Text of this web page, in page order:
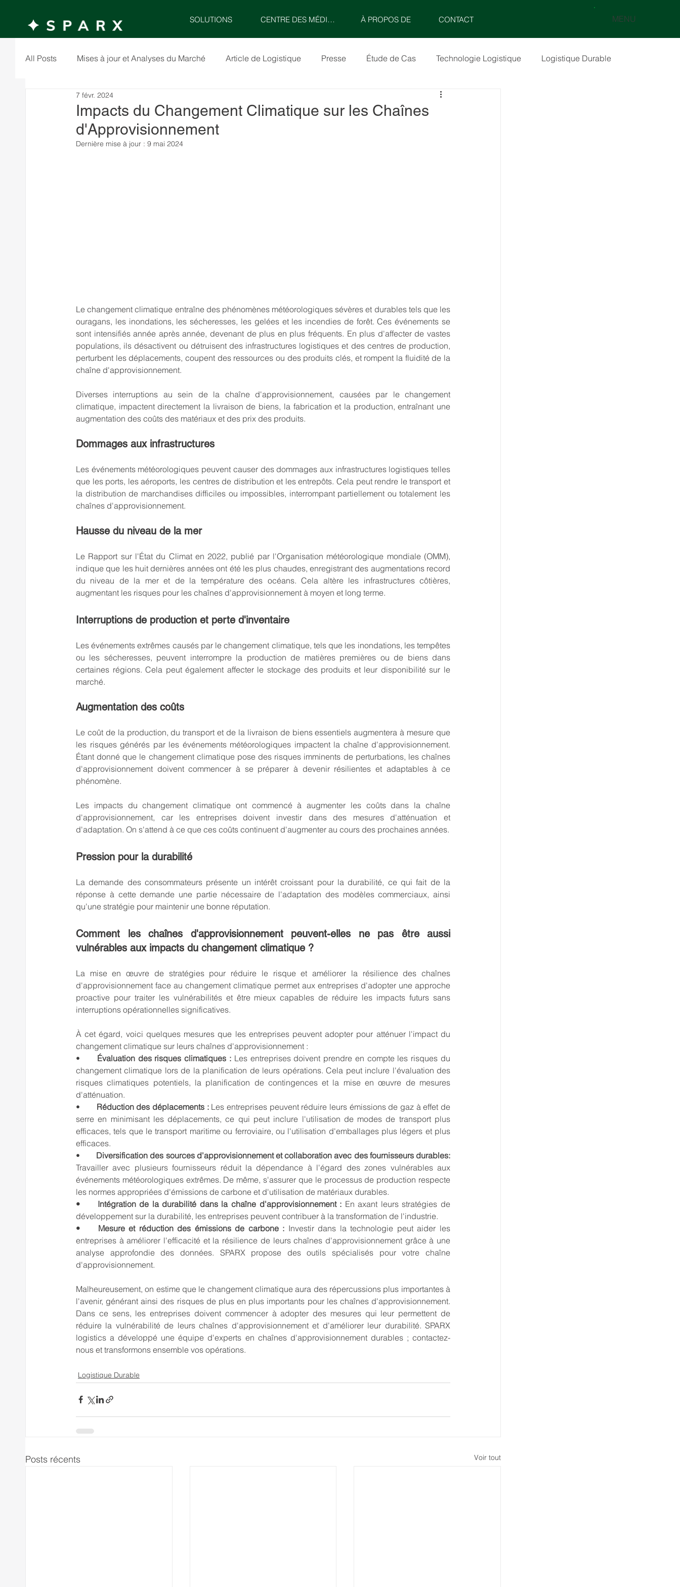
MENU
SOLUTIONS À PROPOS DE CONTACT
CENTRE DES MÉDIAS
All Posts Mises à jour et Analyses du Marché Article de Logistique Presse Étude de Cas Technologie Logistique Logistique Durable
Impacts du Changement Climatique sur les Chaînes
d'Approvisionnement
7 févr. 2024
Dernière mise à jour : 9 mai 2024
Le changement climatique entraîne des phénomènes météorologiques sévères et durables tels que les
ouragans, les inondations, les sécheresses, les gelées et les incendies de forêt. Ces événements se
sont intensifiés année après année, devenant de plus en plus fréquents. En plus d'affecter de vastes
populations, ils désactivent ou détruisent des infrastructures logistiques et des centres de production,
perturbent les déplacements, coupent des ressources ou des produits clés, et rompent la fluidité de la
chaîne d'approvisionnement.
Diverses interruptions au sein de la chaîne d'approvisionnement, causées par le changement
climatique, impactent directement la livraison de biens, la fabrication et la production, entraînant une
augmentation des coûts des matériaux et des prix des produits.
Dommages aux infrastructures
Les événements météorologiques peuvent causer des dommages aux infrastructures logistiques telles
que les ports, les aéroports, les centres de distribution et les entrepôts. Cela peut rendre le transport et
la distribution de marchandises difficiles ou impossibles, interrompant partiellement ou totalement les
chaînes d'approvisionnement.
Hausse du niveau de la mer
Le Rapport sur l'État du Climat en 2022, publié par l'Organisation météorologique mondiale (OMM),
indique que les huit dernières années ont été les plus chaudes, enregistrant des augmentations record
du niveau de la mer et de la température des océans. Cela altère les infrastructures côtières,
augmentant les risques pour les chaînes d'approvisionnement à moyen et long terme.
Interruptions de production et perte d'inventaire
Les événements extrêmes causés par le changement climatique, tels que les inondations, les tempêtes
ou les sécheresses, peuvent interrompre la production de matières premières ou de biens dans
certaines régions. Cela peut également affecter le stockage des produits et leur disponibilité sur le
marché.
Augmentation des coûts
Le coût de la production, du transport et de la livraison de biens essentiels augmentera à mesure que
les risques générés par les événements météorologiques impactent la chaîne d'approvisionnement.
Étant donné que le changement climatique pose des risques imminents de perturbations, les chaînes
d'approvisionnement doivent commencer à se préparer à devenir résilientes et adaptables à ce
phénomène.
Les impacts du changement climatique ont commencé à augmenter les coûts dans la chaîne
d'approvisionnement, car les entreprises doivent investir dans des mesures d'atténuation et
d'adaptation. On s'attend à ce que ces coûts continuent d'augmenter au cours des prochaines années.
Pression pour la durabilité
La demande des consommateurs présente un intérêt croissant pour la durabilité, ce qui fait de la
réponse à cette demande une partie nécessaire de l'adaptation des modèles commerciaux, ainsi
qu'une stratégie pour maintenir une bonne réputation.
Comment les chaînes d'approvisionnement peuvent-elles ne pas être aussi
vulnérables aux impacts du changement climatique ?
La mise en œuvre de stratégies pour réduire le risque et améliorer la résilience des chaînes
d'approvisionnement face au changement climatique permet aux entreprises d'adopter une approche
proactive pour traiter les vulnérabilités et être mieux capables de réduire les impacts futurs sans
interruptions opérationnelles significatives.
À cet égard, voici quelques mesures que les entreprises peuvent adopter pour atténuer l'impact du
changement climatique sur leurs chaînes d'approvisionnement :
Évaluation des risques climatiques : Les entreprises doivent prendre en compte les risques du
changement climatique lors de la planification de leurs opérations. Cela peut inclure l'évaluation des
risques climatiques potentiels, la planification de contingences et la mise en œuvre de mesures
d'atténuation.
Réduction des déplacements : Les entreprises peuvent réduire leurs émissions de gaz à effet de
serre en minimisant les déplacements, ce qui peut inclure l'utilisation de modes de transport plus
efficaces, tels que le transport maritime ou ferroviaire, ou l'utilisation d'emballages plus légers et plus
efficaces.
•
Travailler avec plusieurs fournisseurs réduit la dépendance à l'égard des zones vulnérables aux
événements météorologiques extrêmes. De même, s'assurer que le processus de production respecte
les normes appropriées d'émissions de carbone et d'utilisation de matériaux durables.
•	Intégration de la durabilité dans la chaîne d'approvisionnement : En axant leurs stratégies de
développement sur la durabilité, les entreprises peuvent contribuer à la transformation de l'industrie.
•	Mesure et réduction des émissions de carbone : Investir dans la technologie peut aider les
entreprises à améliorer l'efficacité et la résilience de leurs chaînes d'approvisionnement grâce à une
analyse approfondie des données. SPARX propose des outils spécialisés pour votre chaîne
d'approvisionnement.
Malheureusement, on estime que le changement climatique aura des répercussions plus importantes à
l'avenir, générant ainsi des risques de plus en plus importants pour les chaînes d'approvisionnement.
Dans ce sens, les entreprises doivent commencer à adopter des mesures qui leur permettent de
réduire la vulnérabilité de leurs chaînes d'approvisionnement et d'améliorer leur durabilité. SPARX
logistics a développé une équipe d'experts en chaînes d'approvisionnement durables ; contactez-
nous et transformons ensemble vos opérations.
Logistique Durable
Posts récents Voir tout